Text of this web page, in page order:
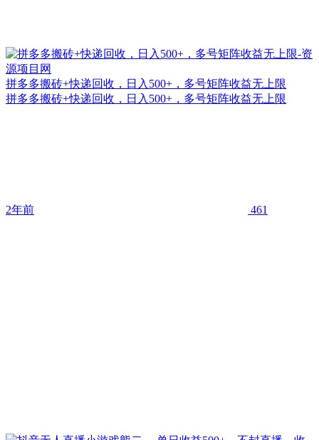
拼多多搬砖+快递回收，日入500+，多号矩阵收益无上限
拼多多搬砖+快递回收，日入500+，多号矩阵收益无上限
2年前 461